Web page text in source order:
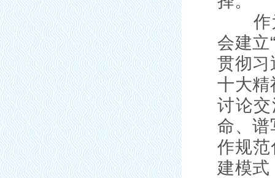
作为
会建立
贯彻习
十大精
讨论
命、谱
作规范
建模式